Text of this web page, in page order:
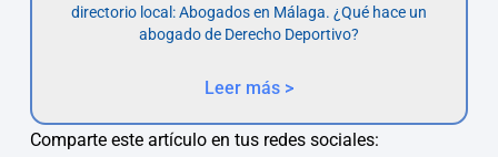
directorio local: Abogados en Málaga. ¿Qué hace un
abogado de Derecho Deportivo?
Leer más >
Comparte este artículo en tus redes sociales: